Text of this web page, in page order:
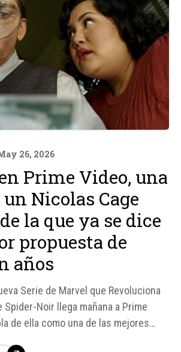
26, 2026
Prime Video, una
Nicolas Cage
la que ya se dice
propuesta de
años
Serie de Marvel que Revoluciona
Spider-Noir llega mañana a Prime
de ella como una de las mejores